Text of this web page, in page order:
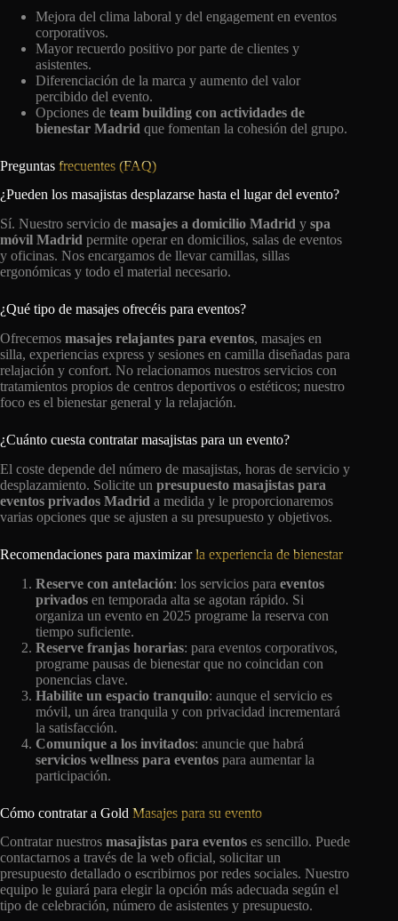
Mejora del clima laboral y del engagement en eventos
corporativos.
Mayor recuerdo positivo por parte de clientes y
asistentes.
Diferenciación de la marca y aumento del valor
percibido del evento.
Opciones de team building con actividades de
bienestar Madrid que fomentan la cohesión del grupo.
Preguntas frecuentes (FAQ)
¿Pueden los masajistas desplazarse hasta el lugar del evento?
Sí. Nuestro servicio de masajes a domicilio Madrid y spa
móvil Madrid permite operar en domicilios, salas de eventos
y oficinas. Nos encargamos de llevar camillas, sillas
ergonómicas y todo el material necesario.
¿Qué tipo de masajes ofrecéis para eventos?
Ofrecemos masajes relajantes para eventos, masajes en
silla, experiencias express y sesiones en camilla diseñadas para
relajación y confort. No relacionamos nuestros servicios con
tratamientos propios de centros deportivos o estéticos; nuestro
foco es el bienestar general y la relajación.
¿Cuánto cuesta contratar masajistas para un evento?
El coste depende del número de masajistas, horas de servicio y
desplazamiento. Solicite un presupuesto masajistas para
eventos privados Madrid a medida y le proporcionaremos
varias opciones que se ajusten a su presupuesto y objetivos.
Recomendaciones para maximizarla experiencia de bienestar
Reserve con antelación: los servicios para eventos
privados en temporada alta se agotan rápido. Si
organiza un evento en 2025 programe la reserva con
tiempo suficiente.
Reserve franjas horarias: para eventos corporativos,
programe pausas de bienestar que no coincidan con
ponencias clave.
Habilite un espacio tranquilo: aunque el servicio es
móvil, un área tranquila y con privacidad incrementará
la satisfacción.
Comunique a los invitados: anuncie que habrá
servicios wellness para eventos para aumentar la
participación.
Cómo contratar a Gold Masajes para su evento
Contratar nuestros masajistas para eventos es sencillo. Puede
contactarnos a través de la web oficial, solicitar un
presupuesto detallado o escribirnos por redes sociales. Nuestro
equipo le guiará para elegir la opción más adecuada según el
tipo de celebración, número de asistentes y presupuesto.